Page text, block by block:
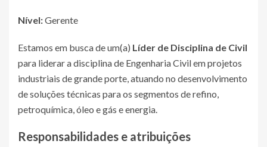
Nível:Gerente
Estamos em busca de um(a) Líder de Disciplina de Civil
para liderar a disciplina de Engenharia Civil em projetos
industriais de grande porte, atuando no desenvolvimento
de soluções técnicas para os segmentos de refino,
petroquímica, óleo e gás e energia.
Responsabilidades e atribuições